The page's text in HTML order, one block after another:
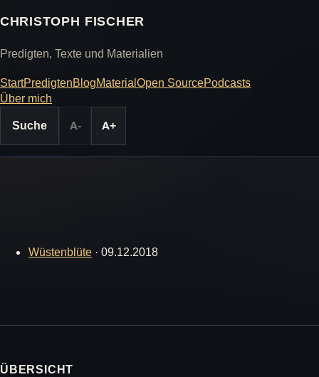
CHRISTOPH FISCHER
Predigten, Texte und Materialien
StartPredigtenBlogMaterialOpen SourcePodcasts
Über mich
Suche
A- A+
Wüstenblüte · 09.12.2018
ÜBERSICHT